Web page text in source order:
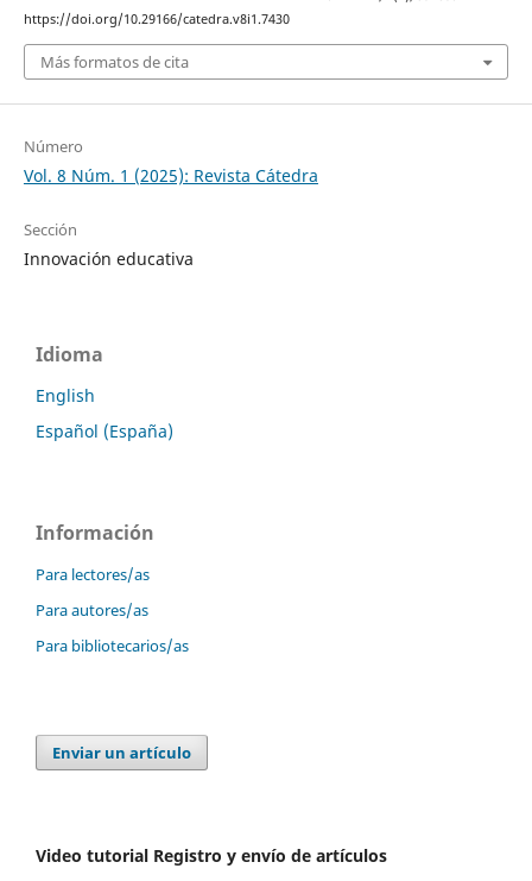
https://doi.org/10.29166/catedra.v8i1.7430
Más formatos de cita
Número
Vol. 8 Núm. 1 (2025): Revista Cátedra
Sección
Innovación educativa
Idioma
English
Español (España)
Información
Para lectores/as
Para autores/as
Para bibliotecarios/as
Enviar un artículo
Video tutorial Registro y envío de artículos